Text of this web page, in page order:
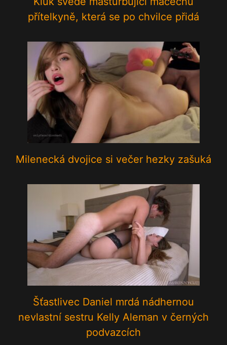
přítelkyně, která se po chvilce přidá
Milenecká dvojice si večer hezky zašuká
Šťastlivec Daniel mrdá nádhernou
nevlastní sestru Kelly Aleman v černých
podvazcích